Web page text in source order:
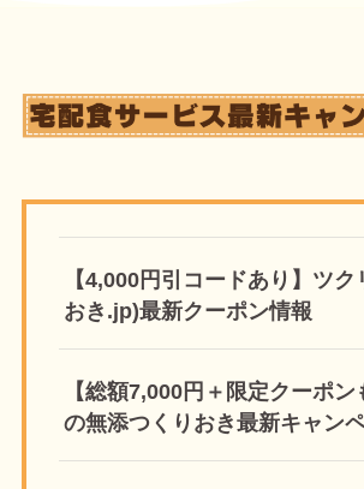
【4,000円引コードあり】ツク
おき.jp)最新クーポン情報
【総額7,000円＋限定クーポ
の無添つくりおき最新キャン